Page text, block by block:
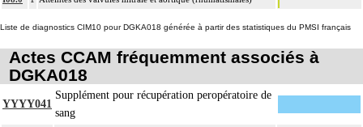
ou prothèse.
4
Par thoracotomie, on entend : tout abord de la cavité thoracique - sternotomie,
thoracotomie latérale, thoracotomie postérieure.
La circulation extracorporelle [CEC] pour acte intrathoracique inclut, pour le
Liste de diagnostics CIM10 pour DGKA018 générée à partir des statistiques du PMSI français
Actes CCAM fréquemment associés à
DGKA018
YYYY041
Supplément pour récupération peropératoire de
sang